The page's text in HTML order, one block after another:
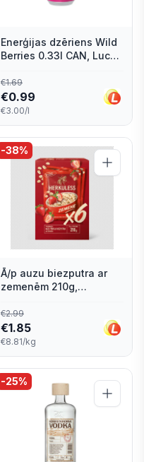
Enerģijas dzēriens Wild
Berries 0.33l CAN, Lucky
€1.69
€0.99
€3.00/l
-38%
Ā/p auzu biezputra ar
zemenēm 210g,
€2.99
€1.85
€8.81/kg
-25%